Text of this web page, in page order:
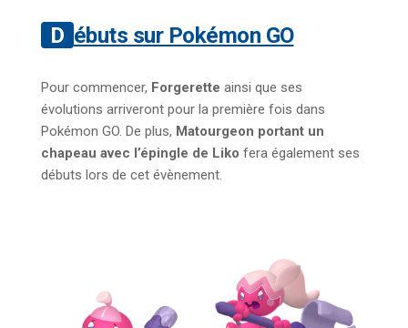
Débuts sur Pokémon GO
Pour commencer, Forgerette ainsi que ses
évolutions arriveront pour la première fois dans
Pokémon GO. De plus, Matourgeon portant un
chapeau avec l’épingle de Liko fera également ses
débuts lors de cet évènement.